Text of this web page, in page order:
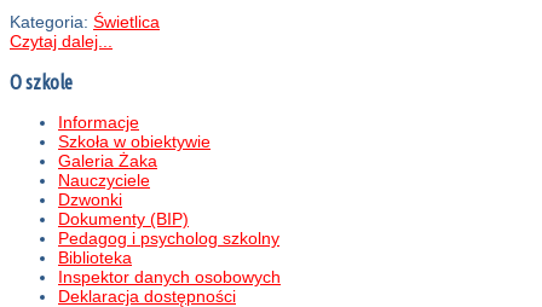
Kategoria: Świetlica
Czytaj dalej...
O szkole
Informacje
Szkoła w obiektywie
Galeria Żaka
Nauczyciele
Dzwonki
Dokumenty (BIP)
Pedagog i psycholog szkolny
Biblioteka
Inspektor danych osobowych
Deklaracja dostępności